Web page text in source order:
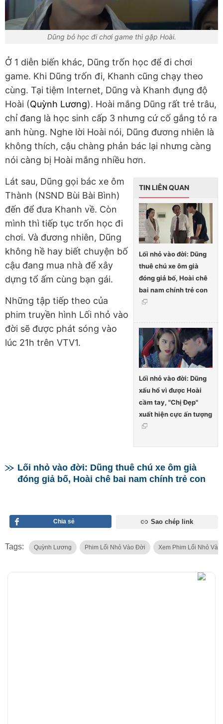
Dũng bỏ học đi chơi game thì gặp Hoài.
Ở 1 diễn biến khác, Dũng trốn học để đi chơi
game. Khi Dũng trốn đi, Khanh cũng chạy theo
cùng. Tại tiệm Internet, Dũng và Khanh đụng độ
Hoài (Quỳnh Lương). Hoài mắng Dũng rất trẻ trâu,
chỉ đang là học sinh cấp 3 nhưng cứ cố gắng tỏ ra
anh hùng. Nghe lời Hoài nói, Dũng đương nhiên là
không thích, cậu chàng phản bác lại nhưng càng
nói càng bị Hoài mắng nhiều hơn.
TIN LIÊN QUAN
Lối nhỏ vào đời: Dũng
thuê chú xe ôm già
đóng giả bố, Hoài chê
bai nam chính trẻ con
Lối nhỏ vào đời: Dũng
xấu hổ vì được Hoài
cầm tay, "Chị Đẹp"
xuất hiện cực ấn tượng
Lát sau, Dũng gọi bác xe ôm
Thành (NSND Bùi Bài Bình)
đến để đưa Khanh về. Còn
mình thì tiếp tục trốn học đi
chơi. Và đương nhiên, Dũng
không hề hay biết chuyện bố
cậu đang mua nhà để xây
dựng tổ ấm cùng bạn gái.
Những tập tiếp theo của
phim truyền hình Lối nhỏ vào
đời sẽ được phát sóng vào
lúc 21h trên VTV1.
Lối nhỏ vào đời: Dũng thuê chú xe ôm già
đóng giả bố, Hoài chê bai nam chính trẻ con
Chia sẻ Sao chép link
Tags: Quỳnh Lương Phim Lối Nhỏ Vào Đời Xem Phim Lối Nhỏ